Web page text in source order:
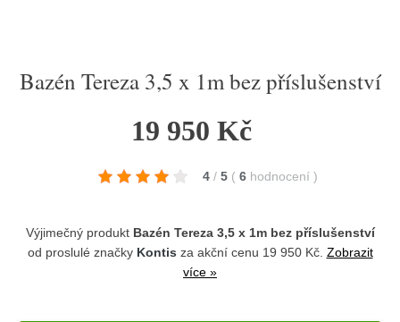
Bazén Tereza 3,5 x 1m bez příslušenství
19 950 Kč
4 / 5 ( 6 hodnocení )
Výjimečný produkt Bazén Tereza 3,5 x 1m bez příslušenství
od proslulé značky Kontis za akční cenu 19 950 Kč. Zobrazit
více »